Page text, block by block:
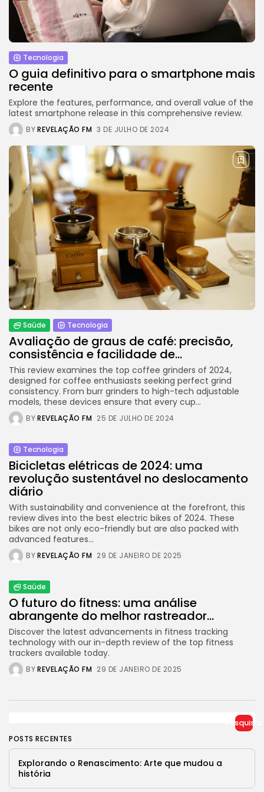
BYREVELAÇÃO FM 3 DE JULHO DE 2024
4.2 Tecnologia
Dive into the World of Noise Cancelling
Headphones
BY REVELAÇÃO FM 25 DE JUNHO DE 2024
CTA Title
FOLLOW US
JOIN OUR COMMUNITY
Tecnologia
O guia definitivo para o smartphone mais
recente
Explore the features, performance, and overall value of the
latest smartphone release in this comprehensive review.
BYREVELAÇÃO FM 3 DE JULHO DE 2024
Saúde Tecnologia
Avaliação de graus de café: precisão,
consistência e facilidade de...
This review examines the top coffee grinders of 2024,
designed for coffee enthusiasts seeking perfect grind
consistency. From burr grinders to high-tech adjustable
models, these devices ensure that every cup...
BYREVELAÇÃO FM 25 DE JULHO DE 2024
Tecnologia
Bicicletas elétricas de 2024: uma
revolução sustentável no deslocamento
diário
With sustainability and convenience at the forefront, this
review dives into the best electric bikes of 2024. These
bikes are not only eco-friendly but are also packed with
advanced features...
BYREVELAÇÃO FM 29 DE JANEIRO DE 2025
Saúde
O futuro do fitness: uma análise
abrangente do melhor rastreador...
Discover the latest advancements in fitness tracking
technology with our in-depth review of the top fitness
trackers available today.
BYREVELAÇÃO FM 29 DE JANEIRO DE 2025
Pesquisar
POSTS RECENTES
Explorando o Renascimento: Arte que mudou a
história